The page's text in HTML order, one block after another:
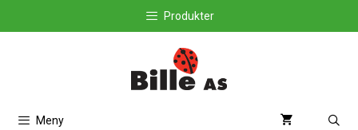
til
Produkter
Meny